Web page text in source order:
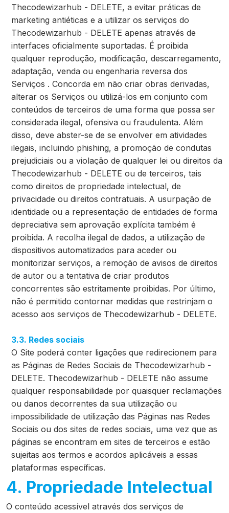
Thecodewizarhub - DELETE, a evitar práticas de
marketing antiéticas e a utilizar os serviços do
Thecodewizarhub - DELETE apenas através de
interfaces oficialmente suportadas. É proibida
qualquer reprodução, modificação, descarregamento,
adaptação, venda ou engenharia reversa dos
Serviços . Concorda em não criar obras derivadas,
alterar os Serviços ou utilizá-los em conjunto com
conteúdos de terceiros de uma forma que possa ser
considerada ilegal, ofensiva ou fraudulenta. Além
disso, deve abster-se de se envolver em atividades
ilegais, incluindo phishing, a promoção de condutas
prejudiciais ou a violação de qualquer lei ou direitos da
Thecodewizarhub - DELETE ou de terceiros, tais
como direitos de propriedade intelectual, de
privacidade ou direitos contratuais. A usurpação de
identidade ou a representação de entidades de forma
depreciativa sem aprovação explícita também é
proibida. A recolha ilegal de dados, a utilização de
dispositivos automatizados para aceder ou
monitorizar serviços, a remoção de avisos de direitos
de autor ou a tentativa de criar produtos
concorrentes são estritamente proibidas. Por último,
não é permitido contornar medidas que restrinjam o
acesso aos serviços de Thecodewizarhub - DELETE.
3.3. Redes sociais
O Site poderá conter ligações que redirecionem para
as Páginas de Redes Sociais de Thecodewizarhub -
DELETE. Thecodewizarhub - DELETE não assume
qualquer responsabilidade por quaisquer reclamações
ou danos decorrentes da sua utilização ou
impossibilidade de utilização das Páginas nas Redes
Sociais ou dos sites de redes sociais, uma vez que as
páginas se encontram em sites de terceiros e estão
sujeitas aos termos e acordos aplicáveis a essas
plataformas específicas.
4. Propriedade Intelectual
O conteúdo acessível através dos serviços de